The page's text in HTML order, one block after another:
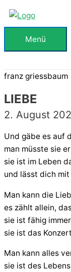
Zum
Inhalt
springenMenü
Menü
franz griessbaum
LIEBE
2. August
Und gäbe es auf
man müsste sie
sie ist im Leben
und lässt dich
Man kann die
es zählt allein,
sie ist fähig
sie ist das
Man kann alles
sie ist des